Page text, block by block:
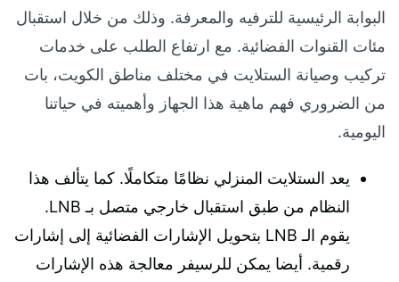
البوابة الرئيسية للترفيه والمعرفة. وذلك من خلال استقبال
مئات القنوات الفضائية. مع ارتفاع الطلب على خدمات
تركيب وصيانة الستلايت في مختلف مناطق الكويت، بات
من الضروري فهم ماهية هذا الجهاز وأهميته في حياتنا
اليومية.
يعد الستلايت المنزلي نظامًا متكاملًا. كما يتألف هذا
النظام من طبق استقبال خارجي متصل بـ LNB.
يقوم الـ LNB بتحويل الإشارات الفضائية إلى إشارات
رقمية. أيضا يمكن للرسيفر معالجة هذه الإشارات